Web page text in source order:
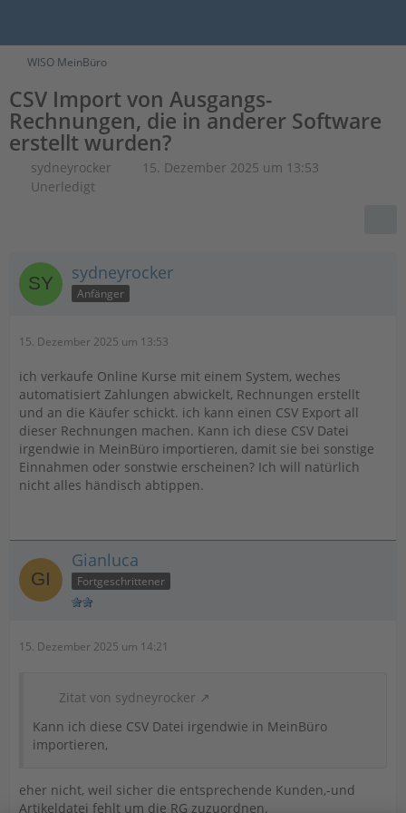
WISO MeinBüro
CSV Import von Ausgangs-
Rechnungen, die in anderer Software
erstellt wurden?
sydneyrocker
15. Dezember 2025 um 13:53
Unerledigt
sydneyrocker
Anfänger
15. Dezember 2025 um 13:53
ich verkaufe Online Kurse mit einem System, weches
automatisiert Zahlungen abwickelt, Rechnungen erstellt
und an die Käufer schickt. ich kann einen CSV Export all
dieser Rechnungen machen. Kann ich diese CSV Datei
irgendwie in MeinBüro importieren, damit sie bei sonstige
Einnahmen oder sonstwie erscheinen? Ich will natürlich
nicht alles händisch abtippen.
Gianluca
Fortgeschrittener
15. Dezember 2025 um 14:21
Zitat von sydneyrocker
Kann ich diese CSV Datei irgendwie in MeinBüro
importieren,
eher nicht, weil sicher die entsprechende Kunden,-und
Artikeldatei fehlt um die RG zuzuordnen.